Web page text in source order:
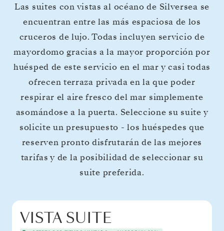
Las suites con vistas al océano de Silversea se
encuentran entre las más espaciosa de los
cruceros de lujo. Todas incluyen servicio de
mayordomo gracias a la mayor proporción por
huésped de este servicio en el mar y casi todas
ofrecen terraza privada en la que poder
respirar el aire fresco del mar simplemente
asomándose a la puerta. Seleccione su suite y
solicite un presupuesto - los huéspedes que
reserven pronto disfrutarán de las mejores
tarifas y de la posibilidad de seleccionar su
suite preferida.
VISTA SUITE